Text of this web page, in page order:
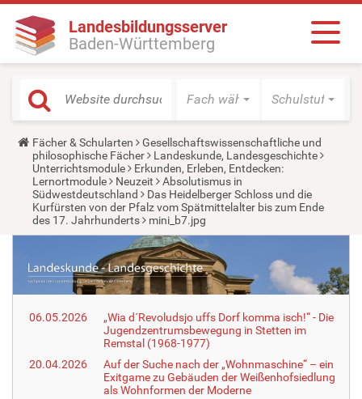
Landesbildungsserver
Baden-Württemberg
Fach wählen Schulstufe
Y
o
u
a
r
e
h
e
:
Fächer & Schularten
Gesellschaftswissenschaftliche und
philosophische Fächer
Landeskunde, Landesgeschichte
Unterrichtsmodule
Erkunden, Erleben, Entdecken:
Lernortmodule
Neuzeit
Absolutismus in
Südwestdeutschland
Das Heidelberger Schloss und die
Kurfürsten von der Pfalz vom Spätmittelalter bis zum Ende
des 17. Jahrhunderts
mini_b7.jpg
06.05.2026
„Wia d´Revoludsjo uffs Dorf komma isch!“ - Die
Jugendzentrumsbewegung in Stetten im
Remstal (1968-1977)
20.04.2026
Auf der Suche nach der „Wohnmaschine“ – ein
Exitgame zu Gebäuden der Weißenhofsiedlung
als Wohnformen der Moderne